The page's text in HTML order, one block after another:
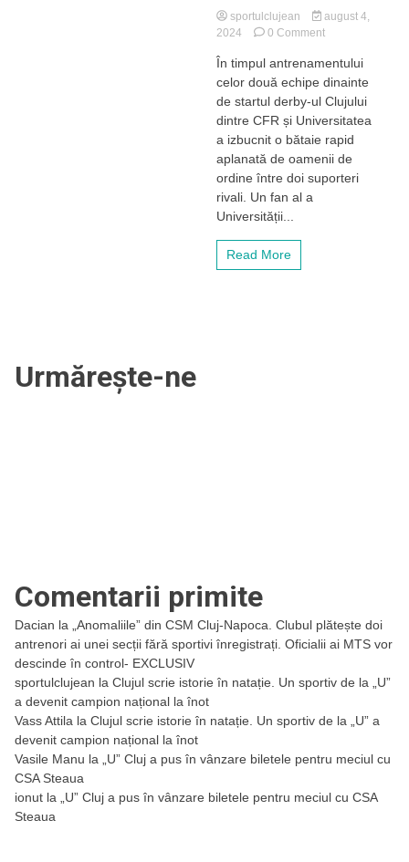
sportulclujean
august 4,
2024
0 Commenton
–
Bătaie
la
tribuna
doua
între
doi
În timpul antrenamentului
celor două echipe dinainte
de startul derby-ul Clujului
dintre CFR și Universitatea
a izbucnit o bătaie rapid
aplanată de oamenii de
ordine între doi suporteri
rivali. Un fan al a
Universității...
Read More
Urmărește-ne
Comentarii primite
Dacian la
„Anomaliile” din CSM Cluj-Napoca. Clubul plătește doi
antrenori ai unei secții fără sportivi înregistrați. Oficialii ai MTS vor
descinde în control- EXCLUSIV
sportulclujean la Clujul scrie istorie în natație. Un sportiv de la „U”
a devenit campion național la înot
Vass Attila la Clujul scrie istorie în natație. Un sportiv de la „U” a
devenit campion național la înot
Vasile Manu la
„U” Cluj a pus în vânzare biletele pentru meciul cu
CSA Steaua
ionut la
„U” Cluj a pus în vânzare biletele pentru meciul cu CSA
Steaua